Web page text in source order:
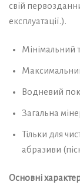
свій
експлуатації.).
Мінімальний
Водневий
Загальна
Тільки для
абразиви
Основні